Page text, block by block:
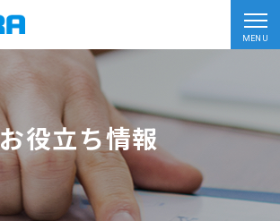
MENU
お役立ち情報